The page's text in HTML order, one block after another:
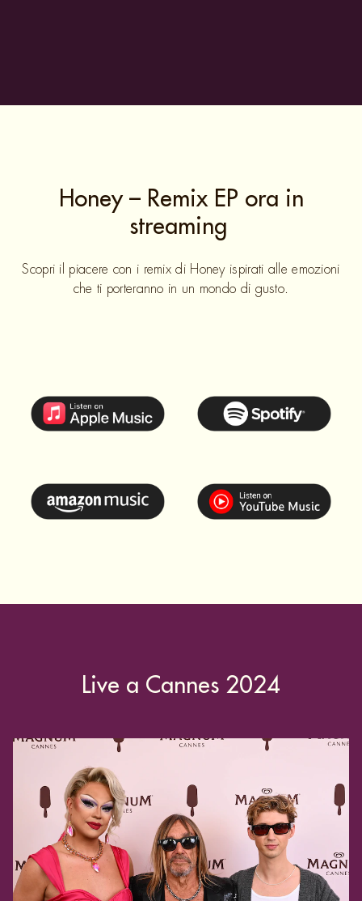
Ispirato a "Honey"
cremoso gelato alla vaniglia, ricoperto con il nostro iconico
spray al cacao e un bellissimo stencil.
Honey – Remix EP ora in
Scopri il piacere con i remix di Honey ispirati alle emozioni
che ti porteranno in un mondo di gusto.